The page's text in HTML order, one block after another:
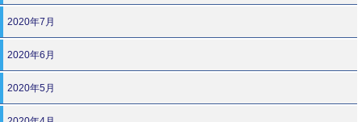
2020年7月
2020年6月
2020年5月